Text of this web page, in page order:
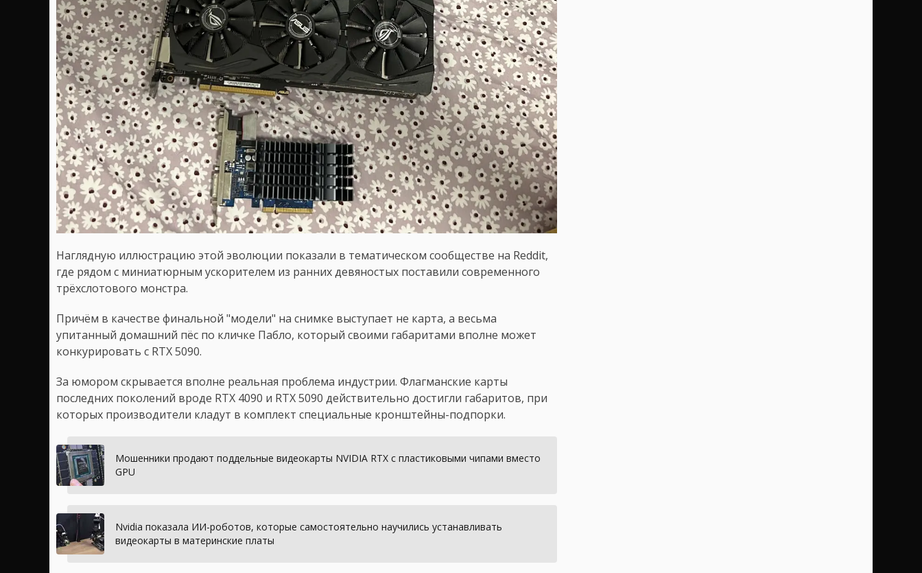
Наглядную иллюстрацию этой эволюции показали в тематическом сообществе на Reddit,
где рядом с миниатюрным ускорителем из ранних девяностых поставили современного
трёхслотового монстра.
Причём в качестве финальной "модели" на снимке выступает не карта, а весьма
упитанный домашний пёс по кличке Пабло, который своими габаритами вполне может
конкурировать с RTX 5090.
За юмором скрывается вполне реальная проблема индустрии. Флагманские карты
последних поколений вроде RTX 4090 и RTX 5090 действительно достигли габаритов, при
которых производители кладут в комплект специальные кронштейны-подпорки.
Мошенники продают поддельные видеокарты NVIDIA RTX с пластиковыми чипами вместо
GPU
Nvidia показала ИИ-роботов, которые самостоятельно научились устанавливать
видеокарты в материнские платы